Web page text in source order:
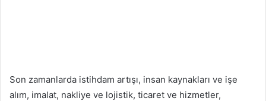
Son zamanlarda istihdam artışı, insan kaynakları ve işe
alım, imalat, nakliye ve lojistik, ticaret ve hizmetler,